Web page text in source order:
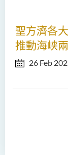
聖方濟各
推動海峡
26 Feb